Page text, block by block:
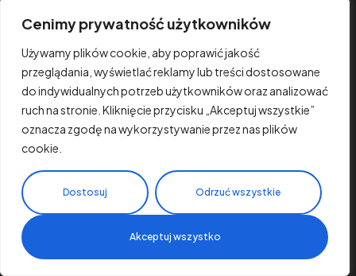
Cenimy prywatność użytkowników
Używamy plików cookie, aby poprawić jakość
przeglądania, wyświetlać reklamy lub treści dostosowane
do indywidualnych potrzeb użytkowników oraz analizować
ruch na stronie. Kliknięcie przycisku „Akceptuj wszystkie”
oznacza zgodę na wykorzystywanie przez nas plików
cookie.
Dostosuj Odrzuć wszystkie
Akceptuj wszystko